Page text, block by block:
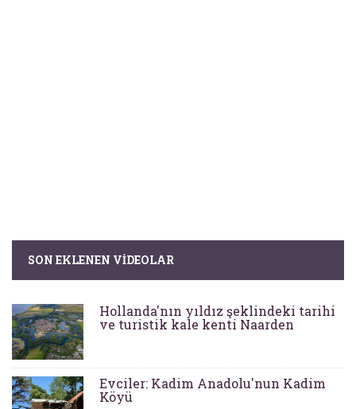
SON EKLENEN VIDEOLAR
Hollanda'nın yıldız şeklindeki tarihi
ve turistik kale kenti Naarden
Evciler: Kadim Anadolu'nun Kadim
Köyü